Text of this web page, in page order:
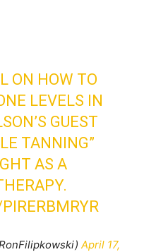
ON HOW TO
LEVELS IN
GUEST
TANNING”
AS A
April 17,